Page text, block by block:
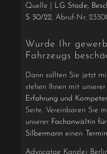
Quelle | LG Stade,
S 30/22, Abruf-Nr.
Wurde Ihr
Fahrzeugs
Dann sollten Sie jetzt
stehen Ihnen mit unserer
Erfahrung und
Seite. Vereinbaren Sie
unserer Fachanwältin
Silbermann einen
Advocatae Kanzlei